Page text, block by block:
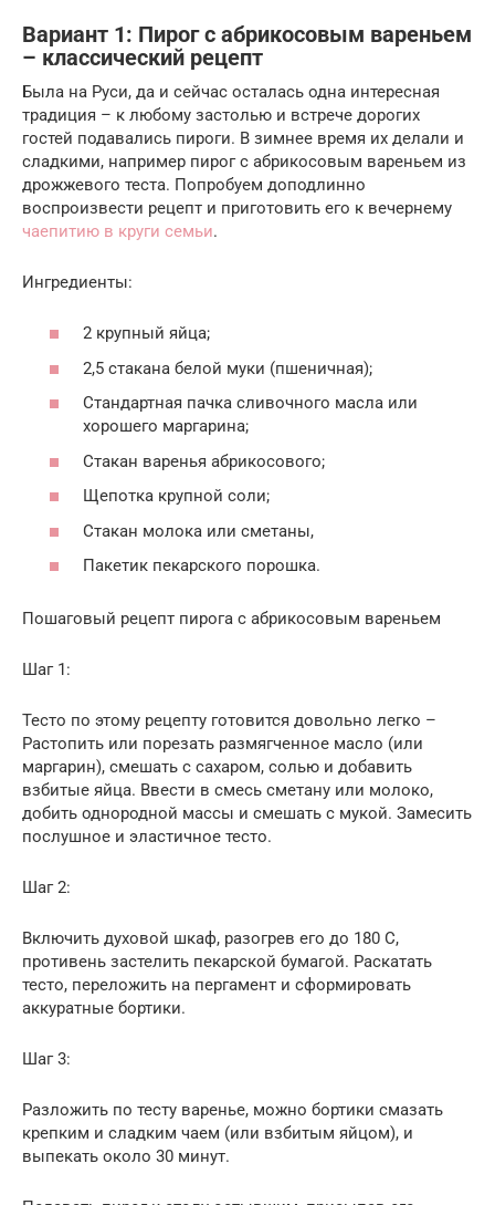
Вариант 1: Пирог с абрикосовым вареньем
– классический рецепт
Была на Руси, да и сейчас осталась одна интересная
традиция – к любому застолью и встрече дорогих
гостей подавались пироги. В зимнее время их делали и
сладкими, например пирог с абрикосовым вареньем из
дрожжевого теста. Попробуем доподлинно
воспроизвести рецепт и приготовить его к вечернему
чаепитию в круги семьи.
Ингредиенты:
2 крупный яйца;
2,5 стакана белой муки (пшеничная);
Стандартная пачка сливочного масла или
хорошего маргарина;
Стакан варенья абрикосового;
Щепотка крупной соли;
Стакан молока или сметаны,
Пакетик пекарского порошка.
Пошаговый рецепт пирога с абрикосовым вареньем
Шаг 1:
Тесто по этому рецепту готовится довольно легко –
Растопить или порезать размягченное масло (или
маргарин), смешать с сахаром, солью и добавить
взбитые яйца. Ввести в смесь сметану или молоко,
добить однородной массы и смешать с мукой. Замесить
послушное и эластичное тесто.
Шаг 2:
Включить духовой шкаф, разогрев его до 180 С,
противень застелить пекарской бумагой. Раскатать
тесто, переложить на пергамент и сформировать
аккуратные бортики.
Шаг 3:
Разложить по тесту варенье, можно бортики смазать
крепким и сладким чаем (или взбитым яйцом), и
выпекать около 30 минут.